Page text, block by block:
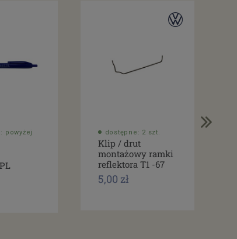
powyżej
dostępne: 2 szt.
Klip / drut
montażowy ramki
reflektora T1 -67
5,00 zł